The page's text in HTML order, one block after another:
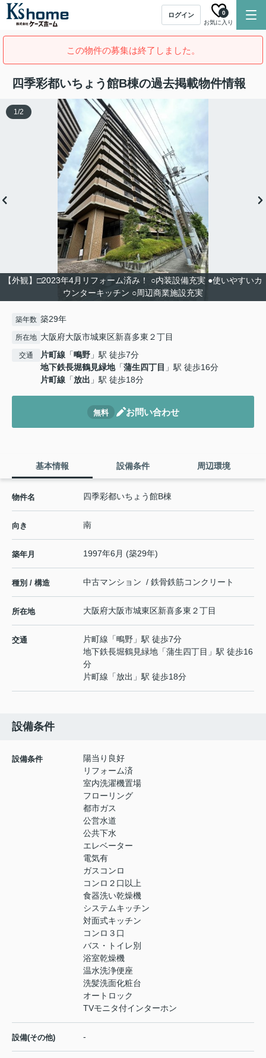
ログイン
お気に入り
0
この物件の募集は終了しました。
四季彩都いちょう館B棟の過去掲載物件情報
【外観】□2023年4月リフォーム済み！ ○内装設備充実 ●使いやすいカ
ウンターキッチン ○周辺商業施設充実
1/2
築年数 築29年
所在地 大阪府大阪市城東区新喜多東２丁目
交通 片町線 「鴫野 」駅 徒歩7分
地下鉄長堀鶴見緑地「蒲生四丁目 」駅 徒歩16分
片町線 「放出 」駅 徒歩18分
無料 お問い合わせ
基本情報 設備条件 周辺環境
物件名 四季彩都いちょう館B棟
向き 南
築年月 1997年6月 (築29年)
種別 / 構造 中古マンション / 鉄骨鉄筋コンクリート
所在地 大阪府大阪市城東区新喜多東 ２丁目
交通 片町線 「鴫野 」駅 徒歩7分
地下鉄長堀鶴見緑地 「蒲生四丁目 」駅 徒歩16
分
片町線 「放出 」駅 徒歩18分
設備条件
設備条件
陽当り良好
リフォーム済
室内洗濯機置場
フローリング
都市ガス
公営水道
公共下水
エレベーター
電気有
ガスコンロ
コンロ２口以上
食器洗い乾燥機
システムキッチン
対面式キッチン
コンロ３口
バス・トイレ別
浴室乾燥機
温水洗浄便座
洗髪洗面化粧台
オートロック
TVモニタ付インターホン
設備(その他) -